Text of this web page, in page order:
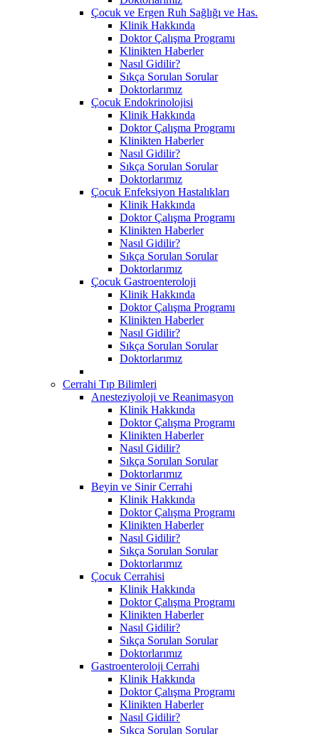
Çocuk ve Ergen Ruh Sağlığı ve Has.
Klinik Hakkında
Doktor Çalışma Programı
Klinikten Haberler
Nasıl Gidilir?
Sıkça Sorulan Sorular
Doktorlarımız
Çocuk Endokrinolojisi
Klinik Hakkında
Doktor Çalışma Programı
Klinikten Haberler
Nasıl Gidilir?
Sıkça Sorulan Sorular
Doktorlarımız
Çocuk Enfeksiyon Hastalıkları
Klinik Hakkında
Doktor Çalışma Programı
Klinikten Haberler
Nasıl Gidilir?
Sıkça Sorulan Sorular
Doktorlarımız
Çocuk Gastroenteroloji
Klinik Hakkında
Doktor Çalışma Programı
Klinikten Haberler
Nasıl Gidilir?
Sıkça Sorulan Sorular
Doktorlarımız
Cerrahi Tıp Bilimleri
Anesteziyoloji ve Reanimasyon
Klinik Hakkında
Doktor Çalışma Programı
Klinikten Haberler
Nasıl Gidilir?
Sıkça Sorulan Sorular
Doktorlarımız
Beyin ve Sinir Cerrahi
Klinik Hakkında
Doktor Çalışma Programı
Klinikten Haberler
Nasıl Gidilir?
Sıkça Sorulan Sorular
Doktorlarımız
Çocuk Cerrahisi
Klinik Hakkında
Doktor Çalışma Programı
Klinikten Haberler
Nasıl Gidilir?
Sıkça Sorulan Sorular
Doktorlarımız
Gastroenteroloji Cerrahi
Klinik Hakkında
Doktor Çalışma Programı
Klinikten Haberler
Nasıl Gidilir?
Sıkça Sorulan Sorular